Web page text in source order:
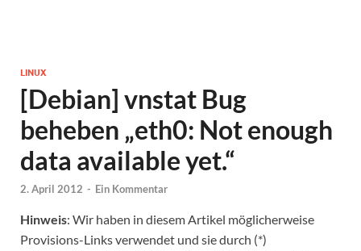
LINUX
[Debian] vnstat Bug
beheben „eth0: Not enough
data available yet.“
2. April 2012 - Ein Kommentar
Hinweis: Wir haben in diesem Artikel möglicherweise
Provisions-Links verwendet und sie durch (*)